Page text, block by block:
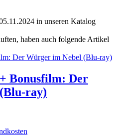
in unseren Katalog
haben auch folgende Artikel
Bonusfilm: Der
ray)